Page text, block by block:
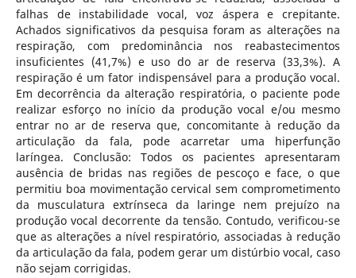
falhas de instabilidade vocal, voz áspera e crepitante.
Achados significativos da pesquisa foram as alterações na
respiração, com predominância nos reabastecimentos
insuficientes (41,7%) e uso do ar de reserva (33,3%). A
respiração é um fator indispensável para a produção vocal.
Em decorrência da alteração respiratória, o paciente pode
realizar esforço no início da produção vocal e/ou mesmo
entrar no ar de reserva que, concomitante à redução da
articulação da fala, pode acarretar uma hiperfunção
laríngea. Conclusão: Todos os pacientes apresentaram
ausência de bridas nas regiões de pescoço e face, o que
permitiu boa movimentação cervical sem comprometimento
da musculatura extrínseca da laringe nem prejuízo na
produção vocal decorrente da tensão. Contudo, verificou-se
que as alterações a nível respiratório, associadas à redução
da articulação da fala, podem gerar um distúrbio vocal, caso
não sejam corrigidas.